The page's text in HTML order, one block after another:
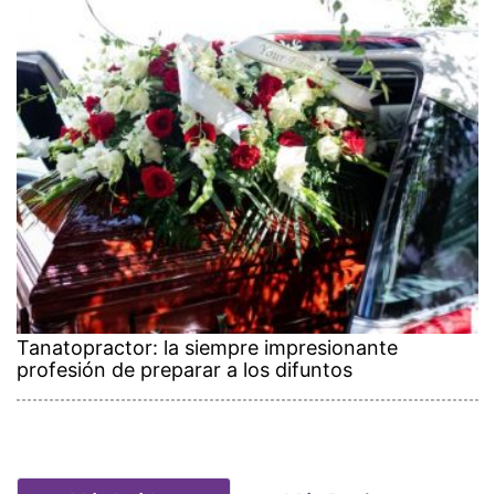
Tanatopractor: la siempre impresionante
profesión de preparar a los difuntos